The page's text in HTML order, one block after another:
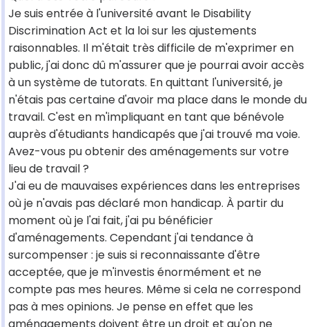
Je suis entrée à l'université avant le Disability
Discrimination Act et la loi sur les ajustements
raisonnables. Il m'était très difficile de m'exprimer en
public, j'ai donc dû m'assurer que je pourrai avoir accès
à un système de tutorats. En quittant l'université, je
n'étais pas certaine d'avoir ma place dans le monde du
travail. C'est en m'impliquant en tant que bénévole
auprès d'étudiants handicapés que j'ai trouvé ma voie.
Avez-vous pu obtenir des aménagements sur votre
lieu de travail ?
J'ai eu de mauvaises expériences dans les entreprises
où je n'avais pas déclaré mon handicap. À partir du
moment où je l'ai fait, j'ai pu bénéficier
d'aménagements. Cependant j'ai tendance à
surcompenser : je suis si reconnaissante d'être
acceptée, que je m'investis énormément et ne
compte pas mes heures. Même si cela ne correspond
pas à mes opinions. Je pense en effet que les